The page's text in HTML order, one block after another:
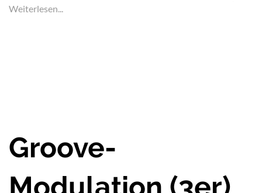
Weiterlesen...
Groove-
Modulation (3er)